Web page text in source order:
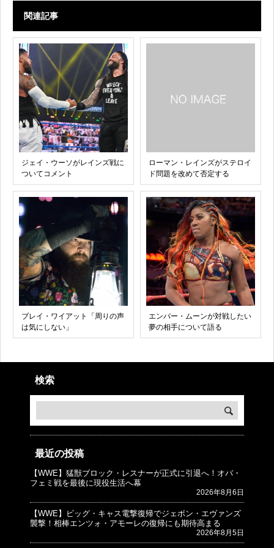
関連記事
ジェイ・ウーソがレインズ戦に
ついてコメント
ローマン・レインズがステロイ
ド問題を改めて否定する
ブレイ・ワイアット「周りの声
は気にしない」
エンバー・ムーンが対戦したい
夢の相手について語る
検索
最近の投稿
【WWE】猛獣ブロック・レスナーが正式に引退へ！オバ・
フェミ戦を最後に現役生活へ幕
2026年8月6日
【WWE】ビッグ・キャス電撃復帰でジェボン・エヴァンズ
襲撃！相棒エンツォ・アモーレの復帰にも期待高まる
2026年8月5日
© プロレスJunkie ～WWEの最新情報 USA～